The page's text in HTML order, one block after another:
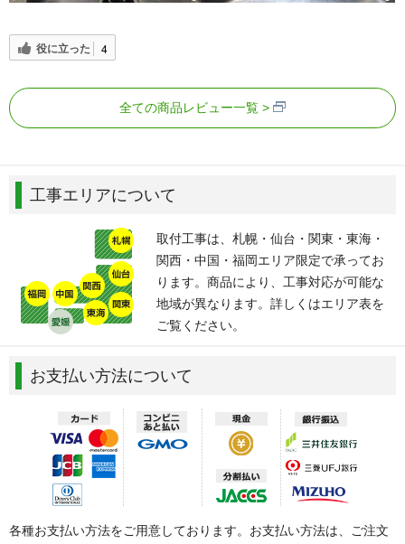
役に立った 4
全ての商品レビュー一覧
工事エリアについて
取付工事は、札幌・仙台・関東・東海・
関西・中国・福岡エリア限定で承ってお
ります。商品により、工事対応が可能な
地域が異なります。詳しくはエリア表を
ご覧ください。
お支払い方法について
各種お支払い方法をご用意しております。お支払い方法は、ご注文